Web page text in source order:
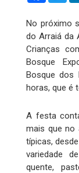
No próximo
do Arraiá da
Crianças
Bosque
Bosque dos
horas, que é
A festa
mais que no
típicas,
variedade
quente,